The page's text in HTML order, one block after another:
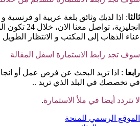
ثالثا: اذا لديك وثائق بلغة عربية او فرنسية
انجليزية،
عناء الذهاب إلى المكتب و الانتظار
سوف تجد رابط الاستمارة اسفل المقالة
رابعا : اذا تريد البحث عن فرص عمل أو
في تخصصك في البلد الذي تريد ..
لا تتردد أيضا في ملأ الاستمارة.
الموقع الرسمي للمنحة